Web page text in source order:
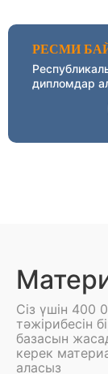
РЕСМИ
дипломдар
Сіз үшін 400
тәжірибесін
базасын
керек
аласыз